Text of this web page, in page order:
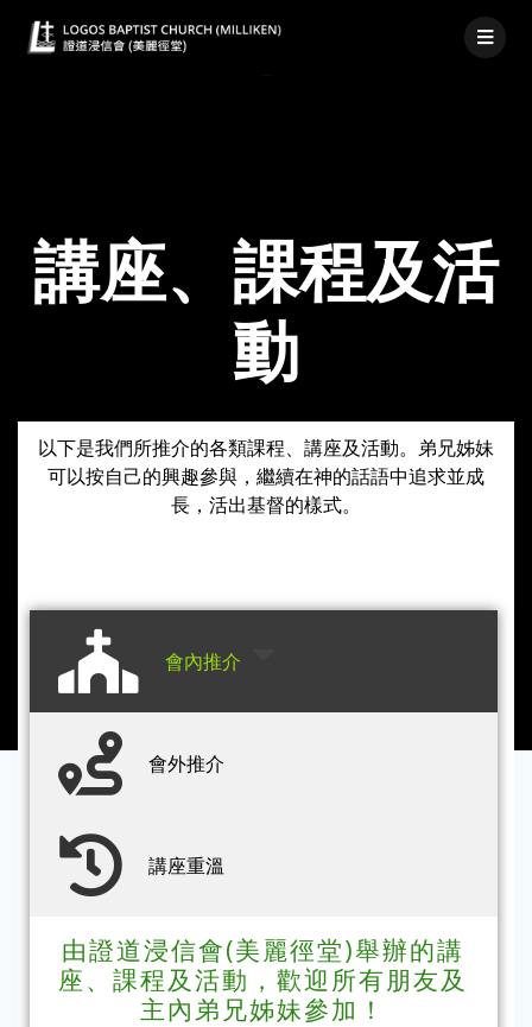
講座、課程及活
動
以下是我們所推介的各類課程、講座及活動。弟兄姊妹
可以按自己的興趣參與，繼續在神的話語中追求並成
長，活出基督的樣式。
會內推介
會外推介
講座重溫
由證道浸信會(美麗徑堂)舉辦的講
座、課程及活動，歡迎所有朋友及
主內弟兄姊妹參加！